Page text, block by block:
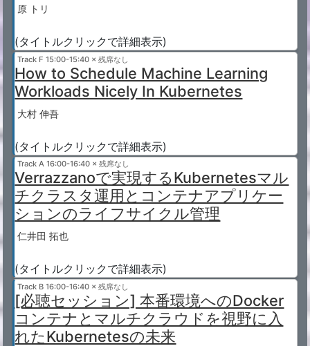
原 トリ
(タイトルクリックで詳細表示)
Track F 15:00-15:40 × 残席なし
How to Schedule Machine Learning
Workloads Nicely In Kubernetes
大村 伸吾
(タイトルクリックで詳細表示)
Track A 16:00-16:40 × 残席なし
Verrazzanoで実現するKubernetesマル
チクラスタ運用とコンテナアプリケー
ションのライフサイクル管理
仁井田 拓也
(タイトルクリックで詳細表示)
Track B 16:00-16:40 × 残席なし
[必聴セッション] 本番環境へのDocker
コンテナとマルチクラウドを視野に入
れたKubernetesの未来